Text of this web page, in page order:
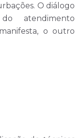
O diálogo
atendimento
o outro